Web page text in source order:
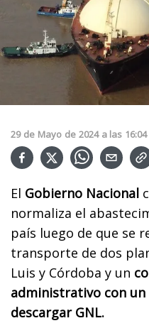
29 de Mayo de 2024 a las 16:04
El Gobierno Nacional
normaliza el
país luego de que se
transporte de dos
Luis y Córdoba y un
administrativo con
descargar GNL.